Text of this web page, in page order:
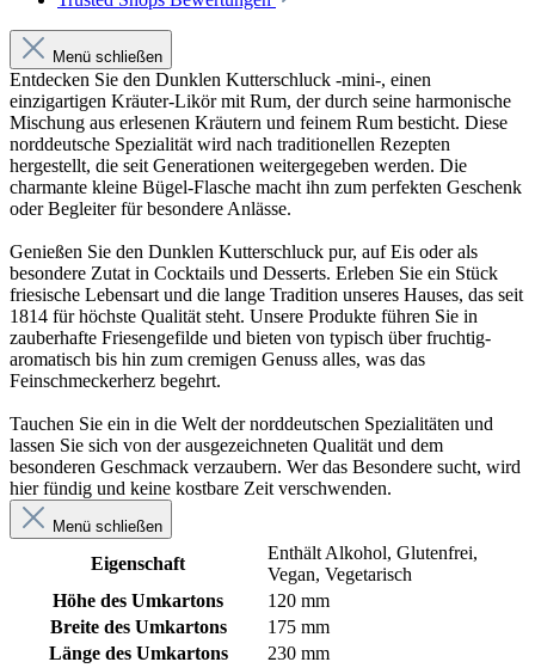
Menü schließen
Entdecken Sie den Dunklen Kutterschluck -mini-, einen
einzigartigen Kräuter-Likör mit Rum, der durch seine harmonische
Mischung aus erlesenen Kräutern und feinem Rum besticht. Diese
norddeutsche Spezialität wird nach traditionellen Rezepten
hergestellt, die seit Generationen weitergegeben werden. Die
charmante kleine Bügel-Flasche macht ihn zum perfekten Geschenk
oder Begleiter für besondere Anlässe.
Genießen Sie den Dunklen Kutterschluck pur, auf Eis oder als
besondere Zutat in Cocktails und Desserts. Erleben Sie ein Stück
friesische Lebensart und die lange Tradition unseres Hauses, das seit
1814 für höchste Qualität steht. Unsere Produkte führen Sie in
zauberhafte Friesengefilde und bieten von typisch über fruchtig-
aromatisch bis hin zum cremigen Genuss alles, was das
Feinschmeckerherz begehrt.
Tauchen Sie ein in die Welt der norddeutschen Spezialitäten und
lassen Sie sich von der ausgezeichneten Qualität und dem
besonderen Geschmack verzaubern. Wer das Besondere sucht, wird
hier fündig und keine kostbare Zeit verschwenden.
Menü schließen
Eigenschaft
Enthält Alkohol, Glutenfrei,
Vegan, Vegetarisch
Höhe des Umkartons
120 mm
Breite des Umkartons
175 mm
Länge des Umkartons
230 mm